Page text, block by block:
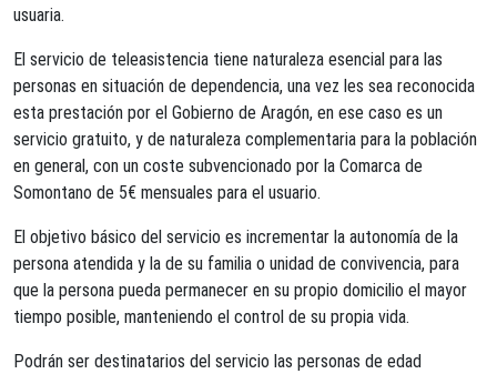
usuaria.
El servicio de teleasistencia tiene naturaleza esencial para las
personas en situación de dependencia, una vez les sea reconocida
esta prestación por el Gobierno de Aragón, en ese caso es un
servicio gratuito, y de naturaleza complementaria para la población
en general, con un coste subvencionado por la Comarca de
Somontano de 5€ mensuales para el usuario.
El objetivo básico del servicio es incrementar la autonomía de la
persona atendida y la de su familia o unidad de convivencia, para
que la persona pueda permanecer en su propio domicilio el mayor
tiempo posible, manteniendo el control de su propia vida.
Podrán ser destinatarios del servicio las personas de edad